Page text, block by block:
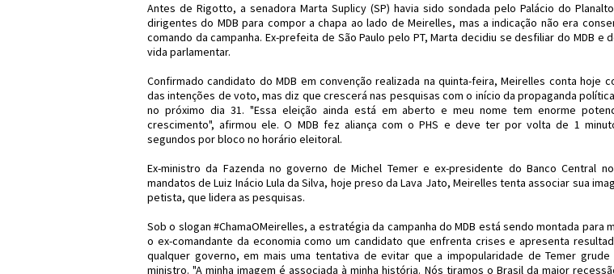
Antes de Rigotto, a senadora Marta Suplicy (SP) havia sido sondada pelo Palácio do
dirigentes do MDB para compor a chapa ao lado de Meirelles, mas a indicação não era
comando da campanha. Ex-prefeita de São Paulo pelo PT, Marta decidiu se desfiliar do MDB e
vida parlamentar.
Confirmado candidato do MDB em convenção realizada na quinta-feira, Meirelles conta hoje
das intenções de voto, mas diz que crescerá nas pesquisas com o início da propaganda política
no próximo dia 31. "Essa eleição ainda está em aberto e meu nome tem enorme
crescimento", afirmou ele. O MDB fez aliança com o PHS e deve ter por volta de 1
segundos por bloco no horário eleitoral.
Ex-ministro da Fazenda no governo de Michel Temer e ex-presidente do Banco Central
mandatos de Luiz Inácio Lula da Silva, hoje preso da Lava Jato, Meirelles tenta associar sua
petista, que lidera as pesquisas.
Sob o slogan #ChamaOMeirelles, a estratégia da campanha do MDB está sendo montada para
o ex-comandante da economia como um candidato que enfrenta crises e apresenta
qualquer governo, em mais uma tentativa de evitar que a impopularidade de Temer grude
ministro. "A minha imagem é associada à minha história. Nós tiramos o Brasil da maior